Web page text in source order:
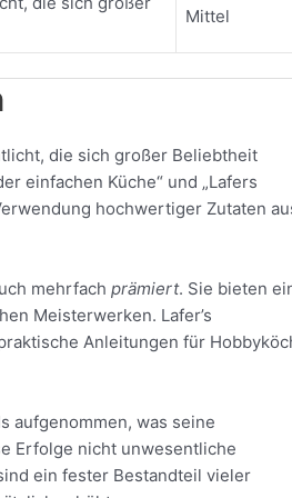
Mittel
die sich großer Beliebtheit
einfachen Küche“ und „Lafers
hochwertiger Zutaten
mehrfach prämiert. Sie bieten
Meisterwerken. Lafer’s
Anleitungen für
aufgenommen, was seine
Erfolge nicht unwesentliche
ein fester Bestandteil vieler